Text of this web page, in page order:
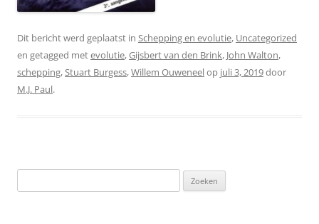
Dit bericht werd geplaatst in Schepping en evolutie, Uncategorized
en getagged metevolutie,Gijsbert van den Brink, John Walton,
schepping,Stuart Burgess,Willem Ouweneelop juli 3, 2019door
M.J. Paul.
naar: